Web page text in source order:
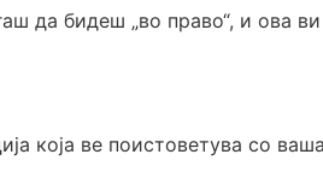
да бидеш „во право“, и ова
која ве поистоветува со